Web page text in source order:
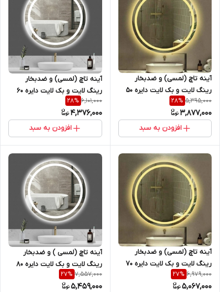
آینه تاچ (لمسی) و ضدبخار
رینگ لایت و بک لایت دایره 50
سانتیمتر ( گرد) مناسب جهت
روشویی سرویس بهداشتی و
بالای کنسول sm
5,395,000
28%
3,877,000
افزودن به سبد
آینه تاچ (لمسی) و ضدبخار
رینگ لایت و بک لایت دایره 60
سانتیمتر ( گرد) مناسب جهت
روشویی سرویس بهداشتی و
بالای کنسول سری sm
6,101,000
28%
4,376,000
افزودن به سبد
آینه تاچ (لمسی) و ضدبخار
رینگ لایت و بک لایت دایره 70
سانتیمتر ( گرد) مناسب جهت
روشویی سرویس بهداشتی و
6,979,000
27%
5,067,000
آینه تاچ (لمسی ) و ضدبخار
رینگ لایت و بک لایت دایره 80
سانتیمتر ( گرد) مناسب جهت
روشویی سرویس بهداشتی و
7,557,000
27%
5,459,000